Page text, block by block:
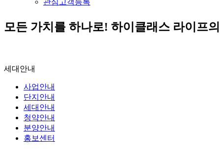
모든 가치를 하나로! 하이클래스 라이프
세대안내
사업안내
단지안내
세대안내
청약안내
분양안내
홍보센터